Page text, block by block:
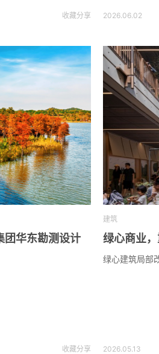
收藏分享 2026.06.02
团华东勘测设计
收藏分享
建筑
绿心商业
绿心建筑局部
2026.05.13